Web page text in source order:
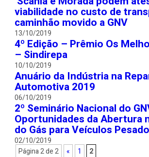
viabilidade no custo de
caminhão movido a GNV
13/10/2019
4º Edição – Prêmio Os
– Sindirepa
10/10/2019
Anuário da Indústria na
Automotiva 2019
06/10/2019
2º Seminário Nacional do
Oportunidades da Abertura
do Gás para Veículos
02/10/2019
Página 2 de 2
« 1 2